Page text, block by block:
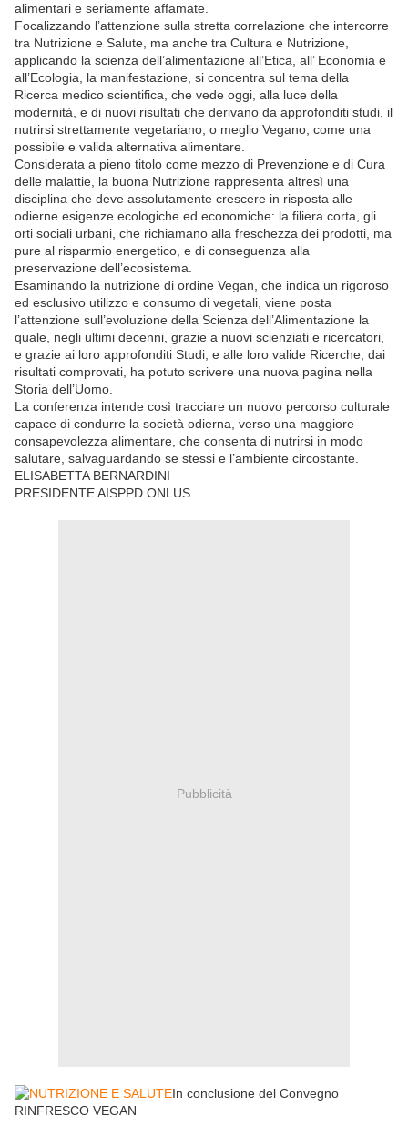
alimentari e seriamente affamate.
Focalizzando l’attenzione sulla stretta correlazione che intercorre
tra Nutrizione e Salute, ma anche tra Cultura e Nutrizione,
applicando la scienza dell’alimentazione all’Etica, all’ Economia e
all’Ecologia, la manifestazione, si concentra sul tema della
Ricerca medico scientifica, che vede oggi, alla luce della
modernità, e di nuovi risultati che derivano da approfonditi studi, il
nutrirsi strettamente vegetariano, o meglio Vegano, come una
possibile e valida alternativa alimentare.
Considerata a pieno titolo come mezzo di Prevenzione e di Cura
delle malattie, la buona Nutrizione rappresenta altresì una
disciplina che deve assolutamente crescere in risposta alle
odierne esigenze ecologiche ed economiche: la filiera corta, gli
orti sociali urbani, che richiamano alla freschezza dei prodotti, ma
pure al risparmio energetico, e di conseguenza alla
preservazione dell’ecosistema.
Esaminando la nutrizione di ordine Vegan, che indica un rigoroso
ed esclusivo utilizzo e consumo di vegetali, viene posta
l’attenzione sull’evoluzione della Scienza dell’Alimentazione la
quale, negli ultimi decenni, grazie a nuovi scienziati e ricercatori,
e grazie ai loro approfonditi Studi, e alle loro valide Ricerche, dai
risultati comprovati, ha potuto scrivere una nuova pagina nella
Storia dell’Uomo.
La conferenza intende così tracciare un nuovo percorso culturale
capace di condurre la società odierna, verso una maggiore
consapevolezza alimentare, che consenta di nutrirsi in modo
salutare, salvaguardando se stessi e l’ambiente circostante.
ELISABETTA BERNARDINI
PRESIDENTE AISPPD ONLUS
Pubblicità
In conclusione del Convegno
RINFRESCO VEGAN